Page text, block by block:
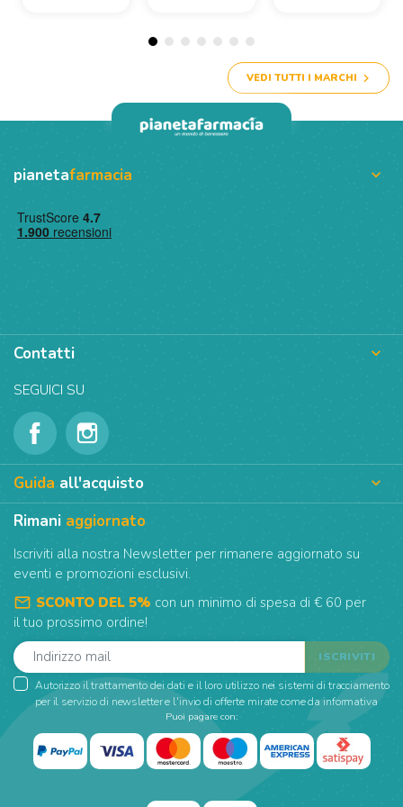
VEDI TUTTI I MARCHI
pianetafarmacia 
Contatti 
SEGUICI SU
Guida all'acquisto 
Rimani aggiornato
Iscriviti alla nostra Newsletter per rimanere aggiornato su
eventi e promozioni esclusivi.
mail_outline SCONTO DEL 5% con un minimo di spesa di € 60 per
il tuo prossimo ordine!
Autorizzo il trattamento dei dati e il loro utilizzo nei sistemi di tracciamento
per il servizio di newsletter e l'invio di offerte mirate come da informativa
Puoi pagare con: